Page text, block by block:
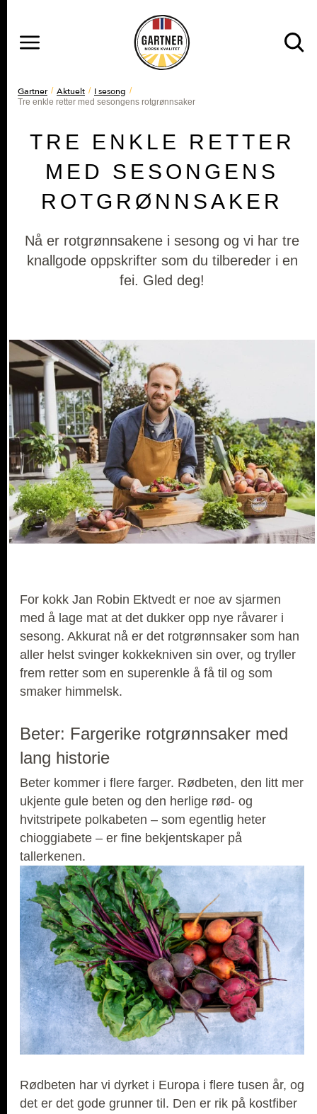
DU ER HER
Gartner Aktuelt I sesong
Tre enkle retter med sesongens rotgrønnsaker
TRE ENKLE RETTER
MED SESONGENS
ROTGRØNNSAKER
Nå er rotgrønnsakene i sesong og vi har tre
knallgode oppskrifter som du tilbereder i en
fei. Gled deg!
For kokk Jan Robin Ektvedt er noe av sjarmen
med å lage mat at det dukker opp nye råvarer i
sesong. Akkurat nå er det rotgrønnsaker som han
aller helst svinger kokkekniven sin over, og tryller
frem retter som en superenkle å få til og som
smaker himmelsk.
Beter: Fargerike rotgrønnsaker med
lang historie
Beter kommer i flere farger. Rødbeten, den litt mer
ukjente gule beten og den herlige rød- og
hvitstripete polkabeten – som egentlig heter
chioggiabete – er fine bekjentskaper på
tallerkenen.
Rødbeten har vi dyrket i Europa i flere tusen år, og
det er det gode grunner til. Den er rik på kostfiber